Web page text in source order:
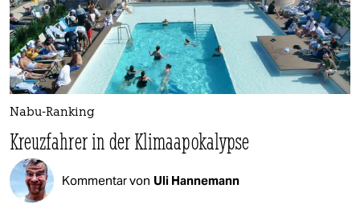
Nabu-Ranking
Kreuzfahrer in der Klimaapokalypse
Kommentar von Uli Hannemann